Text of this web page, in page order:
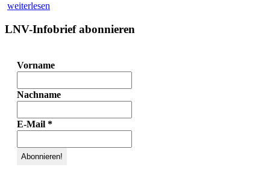
weiterlesen
LNV-Infobrief abonnieren
Vorname
Nachname
E-Mail *